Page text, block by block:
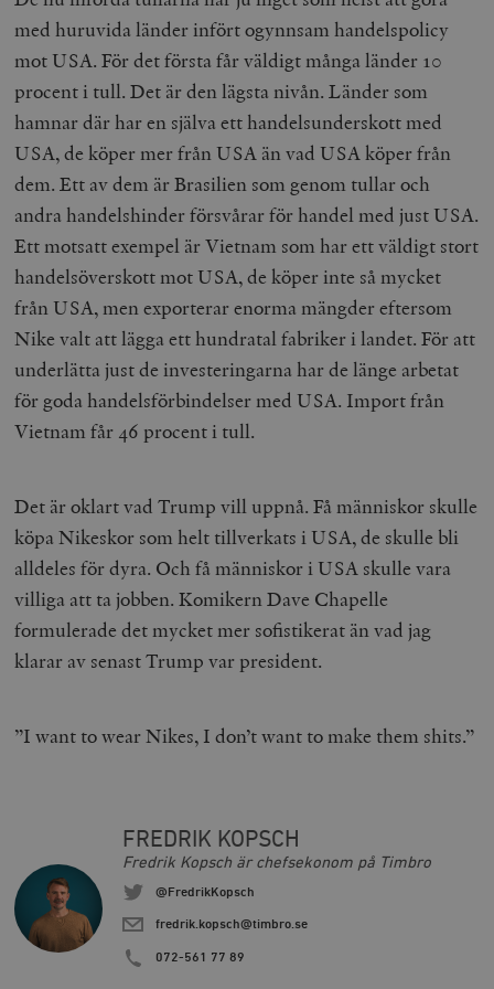
med huruvida länder infört ogynnsam handelspolicy
mot USA. För det första får väldigt många länder 10
procent i tull. Det är den lägsta nivån. Länder som
hamnar där har en själva ett handelsunderskott med
USA, de köper mer från USA än vad USA köper från
dem. Ett av dem är Brasilien som genom tullar och
andra handelshinder försvårar för handel med just USA.
Ett motsatt exempel är Vietnam som har ett väldigt stort
handelsöverskott mot USA, de köper inte så mycket
från USA, men exporterar enorma mängder eftersom
Nike valt att lägga ett hundratal fabriker i landet. För att
underlätta just de investeringarna har de länge arbetat
för goda handelsförbindelser med USA. Import från
Vietnam får 46 procent i tull.
Det är oklart vad Trump vill uppnå. Få människor skulle
köpa Nikeskor som helt tillverkats i USA, de skulle bli
alldeles för dyra. Och få människor i USA skulle vara
villiga att ta jobben. Komikern Dave Chapelle
formulerade det mycket mer sofistikerat än vad jag
klarar av senast Trump var president.
”I want to wear Nikes, I don’t want to make them shits.”
FREDRIK KOPSCH
Fredrik Kopsch är chefsekonom på Timbro
@FredrikKopsch
fredrik.kopsch@timbro.se
072-561 77 89
timbro.se
_hjFirstSeen
.timbro.se
Inc.
timbro.se
wp_woocommerce_session_[abcdef0123456789]
{32}
timbro.se